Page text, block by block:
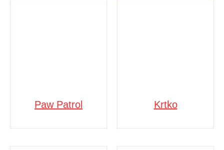
Paw Patrol Krtko